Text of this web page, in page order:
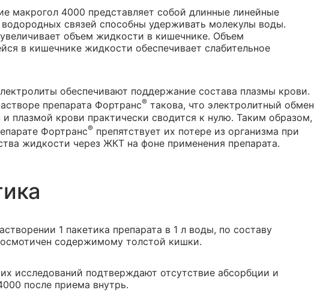
макрогол 4000 представляет собой длинные линейные
связей способны удерживать молекулы воды.
объем жидкости в кишечнике. Объем
в кишечнике жидкости обеспечивает слабительное
обеспечивают поддержание состава плазмы крови.
препарата Фортранс® такова, что электролитный обмен
крови практически сводится к нулю. Таким образом,
Фортранс® препятствует их потере из организма при
жидкости через ЖКТ на фоне применения препарата.
1 пакетика препарата в 1 л воды, по составу
содержимому толстой кишки.
исследований подтверждают отсутствие абсорбции и
после приема внутрь.